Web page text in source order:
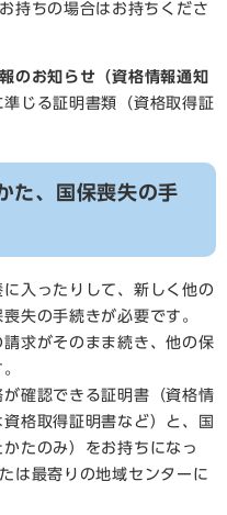
持ちの場合はお持ちくださ
のお知らせ（資格情報通知
じる証明書類（資格取得証
た、国保喪失の手
入ったりして、新しく他の
失の手続きが必要です。
求がそのまま続き、他の保
確認できる証明書（資格情
格取得証明書など）と、国
たのみ）をお持ちになっ
は最寄りの地域センターに